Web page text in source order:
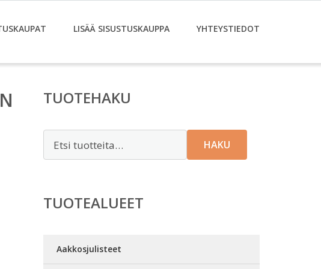
LISÄÄ SISUSTUSKAUPPA YHTEYSTIEDOT
TUOTEHAKU
HAKU
TUOTEALUEET
Aakkosjulisteet